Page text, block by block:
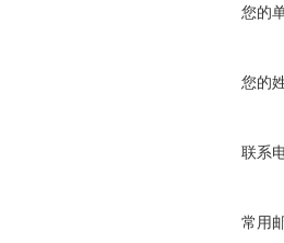
您的
您的
联系
常用